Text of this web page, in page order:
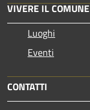
VIVERE IL COMUNE
Luoghi
Eventi
CONTATTI